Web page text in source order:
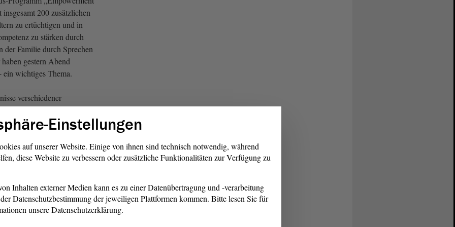
200 zusätzlichen
zu ertüchtigen und in
zu stärken durch
der Familie durch Sprechen
gestern Abend
ein wichtiges Thema.
verschiedener
zeigen rückläufige
bei Kindergarten- und
bundesweit. Und ja,
unserem Bundesland
diesem negativen
Möglichkeiten
haben Sie, Frau
auch gesagt : Wir
Einstellungen
auf unserer Website. Einige von ihnen sind technisch notwendig, während
diese Website zu verbessern oder zusätzliche Funktionalitäten zur Verfügung zu
Inhalten externer Medien kann es zu einer Datenübertragung und -verarbeitung
Datenschutzbestimmung der jeweiligen Plattformen kommen. Bitte lesen Sie für
unsere Datenschutzerklärung.